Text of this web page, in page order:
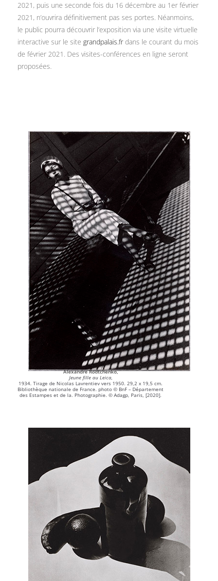
2021, puis une seconde fois du 16 décembre au 1er février
2021, n’ouvrira définitivement pas ses portes. Néanmoins,
le public pourra découvrir l’exposition via une visite virtuelle
interactive sur le site grandpalais.frdans le courant du mois
de février 2021. Des visites-conférences en ligne seront
proposées.
Alexandre Rodtchenko,
Jeune fille au Leica,
1934. Tirage de Nicolas Lavrentiev vers 1950. 29,2 x 19,5 cm.
Bibliothèque nationale de France. photo © BnF – Département
des Estampes et de la. Photographie. © Adagp, Paris, [2020].